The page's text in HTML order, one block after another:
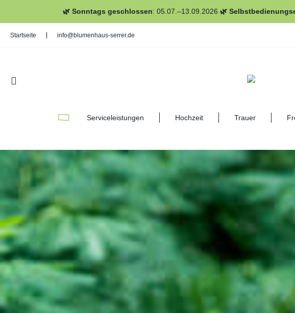
🌿 Sonntags geschlossen: 05.07.–13.09.2026 🌿
Startseite info@blumenhaus-serrer.de
Serviceleistungen Hochzeit Trauer